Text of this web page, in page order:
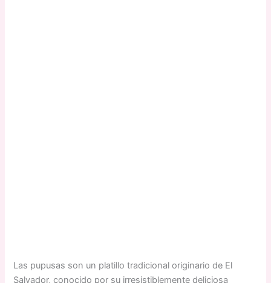
Las pupusas son un platillo tradicional originario de El
Salvador, conocido por su irresistiblemente deliciosa